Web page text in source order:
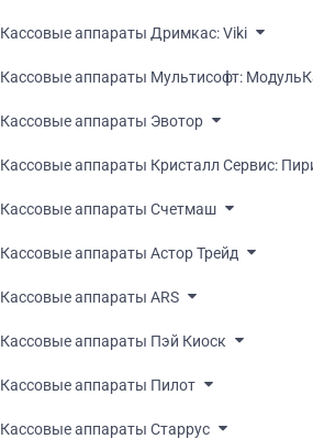
Кассовые аппараты Дримкас: Viki
Кассовые аппараты Эвотор
Кассовые аппараты Кристалл Сервис:
Кассовые аппараты Счетмаш
Кассовые аппараты Астор Трейд
Кассовые аппараты ARS
Кассовые аппараты Пэй Киоск
Кассовые аппараты Пилот
Кассовые аппараты Старрус